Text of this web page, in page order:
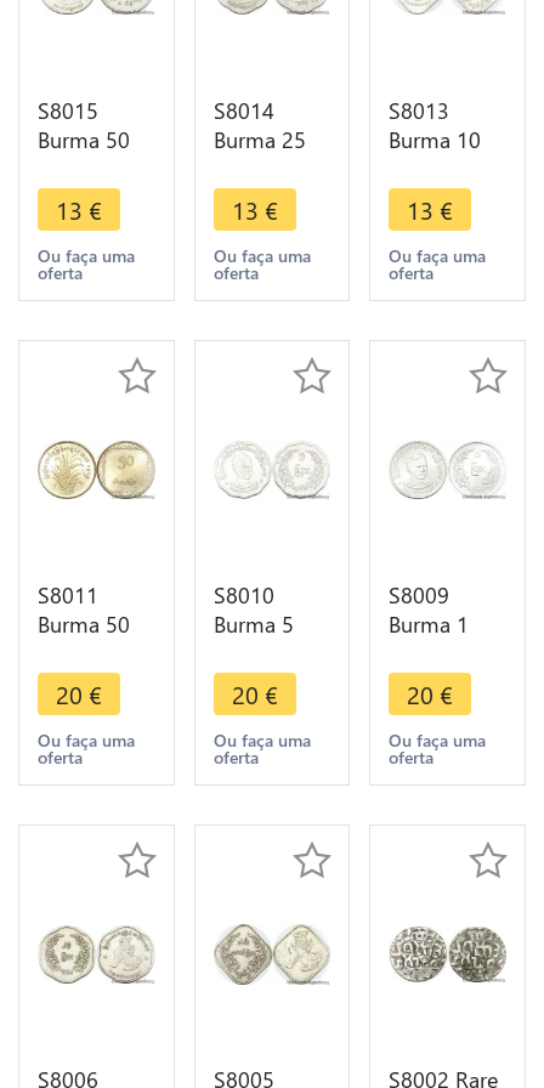
S8015
Burma 50
> Faire
Offre
13 €
Ou faça uma
oferta
S8014
Burma 25
> Faire
Offre
13 €
Ou faça uma
oferta
S8013
Burma 10
> Faire
Offre
13 €
Ou faça uma
oferta
S8011
Burma 50
FDC ->
Faire Offre
20 €
Ou faça uma
oferta
S8010
Burma 5
FDC ->
Faire Offre
20 €
Ou faça uma
oferta
S8009
Burma 1
FDC ->
Faire Offre
20 €
Ou faça uma
oferta
S8006 S8005 S8002 Rare